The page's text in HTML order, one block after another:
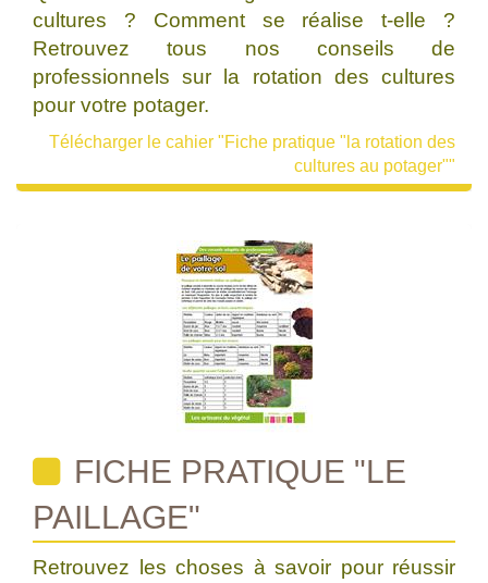
cultures ? Comment se réalise t-elle ?
Retrouvez tous nos conseils de
professionnels sur la rotation des cultures
pour votre potager.
Télécharger le cahier "Fiche pratique "la rotation des
cultures au potager""
FICHE PRATIQUE "LE
PAILLAGE"
Retrouvez les choses à savoir pour réussir